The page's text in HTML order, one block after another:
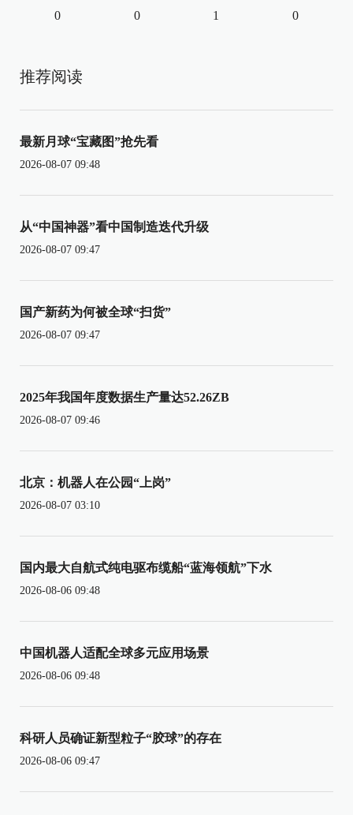
0 0 1 0
推荐阅读
最新月球“宝藏图”抢先看
2026-08-07 09:48
从“中国神器”看中国制造迭代升级
2026-08-07 09:47
国产新药为何被全球“扫货”
2026-08-07 09:47
2025年我国年度数据生产量达52.26ZB
2026-08-07 09:46
北京：机器人在公园“上岗”
2026-08-07 03:10
国内最大自航式纯电驱布缆船“蓝海领航”下水
2026-08-06 09:48
中国机器人适配全球多元应用场景
2026-08-06 09:48
科研人员确证新型粒子“胶球”的存在
2026-08-06 09:47